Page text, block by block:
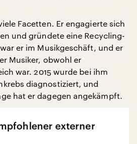
Facetten. Er engagierte sich
und gründete eine Recycling-
er im Musikgeschäft, und er
Musiker, obwohl er
war. 2015 wurde bei ihm
diagnostiziert, und
hat er dagegen angekämpft.
externer